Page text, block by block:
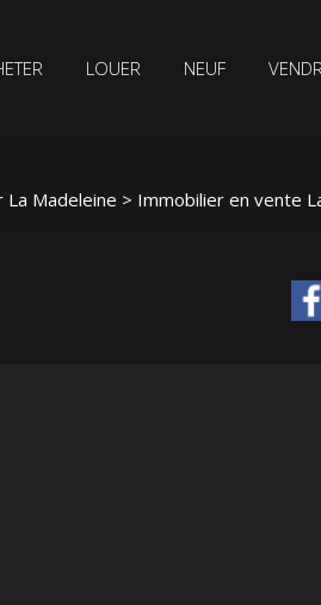
LOUER NEUF
La Madeleine > Immobilier en vente